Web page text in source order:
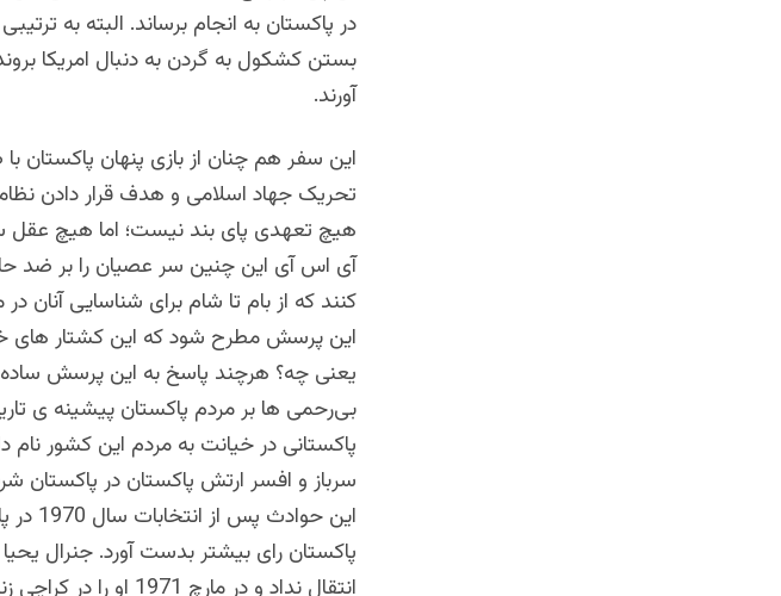
در پاکستان به انجام برساند. البته به
بستن کشکول به گردن به دنبال امریکا
آورند.
این سفر هم چنان از بازی پنهان پاکستان
تحریک جهاد اسلامی و هدف قرار دادن
هیچ تعهدی پای بند نیست؛ اما هیچ عقل
آی اس آی این چنین سر عصیان را بر ضد
کنند که از بام تا شام برای شناسایی
این پرسش مطرح شود که این کشتار های
یعنی چه؟ هرچند پاسخ به این پرسش ساده
بی‌رحمی ها بر مردم پاکستان پیشینه ی
سرباز و افسر ارتش پاکستان در پاکستان
این
پاکستان رای بیشتر بدست آورد. جنرال
انتقال نداد و در